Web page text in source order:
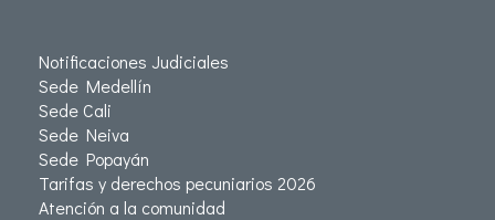
Notificaciones Judiciales
Sede Medellín
Sede Cali
Sede Neiva
Sede Popayán
Tarifas y derechos pecuniarios 2026
Atención a la comunidad